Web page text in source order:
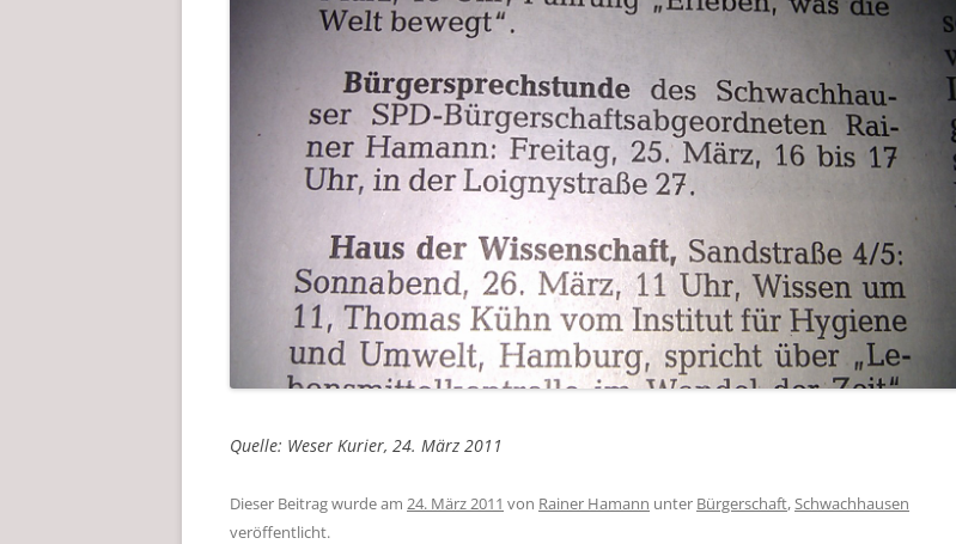
Quelle: Weser Kurier, 24. März 2011
Dieser Beitrag wurde am 24. März 2011 von Rainer Hamann unter Bürgerschaft,Schwachhausen
veröffentlicht.